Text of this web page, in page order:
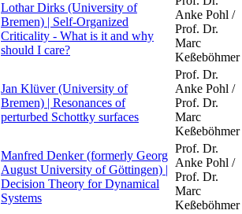
Lothar Dirks (University of
Bremen) | Self-Organized
Criticality - What is it and why
should I care?
Anke Pohl /
Prof. Dr.
Marc
Keßeböhmer
Jan Klüver (University of
Bremen) | Resonances of
perturbed Schottky surfaces
Prof. Dr.
Anke Pohl /
Prof. Dr.
Marc
Keßeböhmer
Manfred Denker (formerly Georg
August University of Göttingen) |
Decision Theory for Dynamical
Systems
Prof. Dr.
Anke Pohl /
Prof. Dr.
Marc
Keßeböhmer